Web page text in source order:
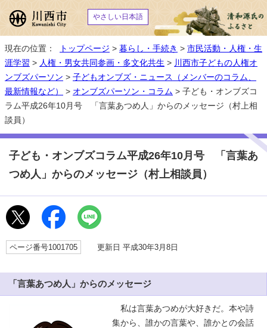
やさしい日本語
現在の位置： トップページ > 暮らし・手続き > 市民活動・人権・生
涯学習 > 人権・男女共同参画・多文化共生 > 川西市子どもの人権オ
ンブズパーソン > 子どもオンブズ・ニュース（メンバーのコラム、
最新情報など）
> オンブズパーソン・コラム > 子ども・オンブズコ
ラム平成26年10月号 「言葉あつめ人」からのメッセージ（村上相
談員）
子ども・オンブズコラム平成26年10月号 「言葉あ
つめ人」からのメッセージ（村上相談員）
ページ番号1001705 更新日 平成30年3月8日
「言葉あつめ人」からのメッセージ
私は言葉あつめが大好きだ。本や詩
集から、誰かの言葉や、誰かとの会話